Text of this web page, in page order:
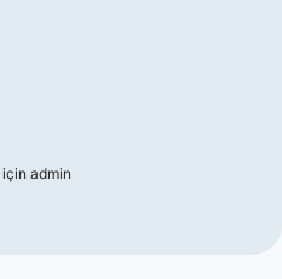
için admin